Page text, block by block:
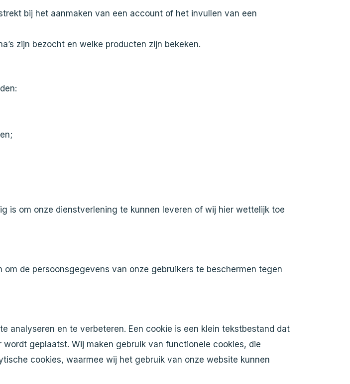
bij het aanmaken van een account of het invullen van een
zijn bezocht en welke producten zijn bekeken.
is om onze dienstverlening te kunnen leveren of wij hier wettelijk toe
de persoonsgegevens van onze gebruikers te beschermen tegen
analyseren en te verbeteren. Een cookie is een klein tekstbestand dat
geplaatst. Wij maken gebruik van functionele cookies, die
cookies, waarmee wij het gebruik van onze website kunnen